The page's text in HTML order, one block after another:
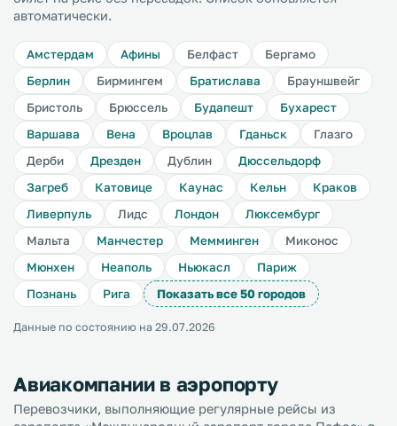
автоматически.
Амстердам Афины Белфаст
Бергамо
Берлин
Бирмингем Братислава
Брауншвейг
Бристоль
Брюссель Будапешт
Бухарест
Варшава
Вена Вроцлав Гданьск
Глазго
Дерби
Дрезден Дублин
Дюссельдорф
Загреб
Катовице Каунас Кельн
Краков
Ливерпуль
Лидс Лондон
Люксембург
Мальта
Манчестер Мемминген
Миконос
Мюнхен
Неаполь Ньюкасл
Париж
Познань
Рига Показать все 50 городов
Данные по состоянию на 29.07.2026
Авиакомпании в аэропорту
Перевозчики, выполняющие регулярные рейсы из